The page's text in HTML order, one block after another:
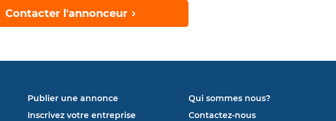
Contacter l'annonceur
Publier une annonce
Inscrivez votre entreprise
Qui sommes nous?
Contactez-nous